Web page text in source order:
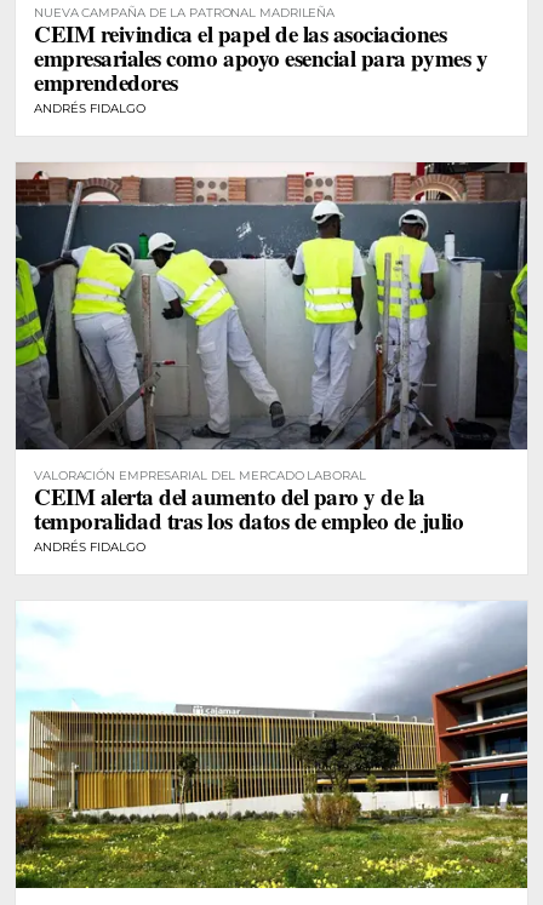
NUEVA CAMPAÑA DE LA PATRONAL MADRILEÑA
CEIM reivindica el papel de las asociaciones
empresariales como apoyo esencial para pymes y
emprendedores
ANDRÉS FIDALGO
VALORACIÓN EMPRESARIAL DEL MERCADO LABORAL
CEIM alerta del aumento del paro y de la
temporalidad tras los datos de empleo de julio
ANDRÉS FIDALGO